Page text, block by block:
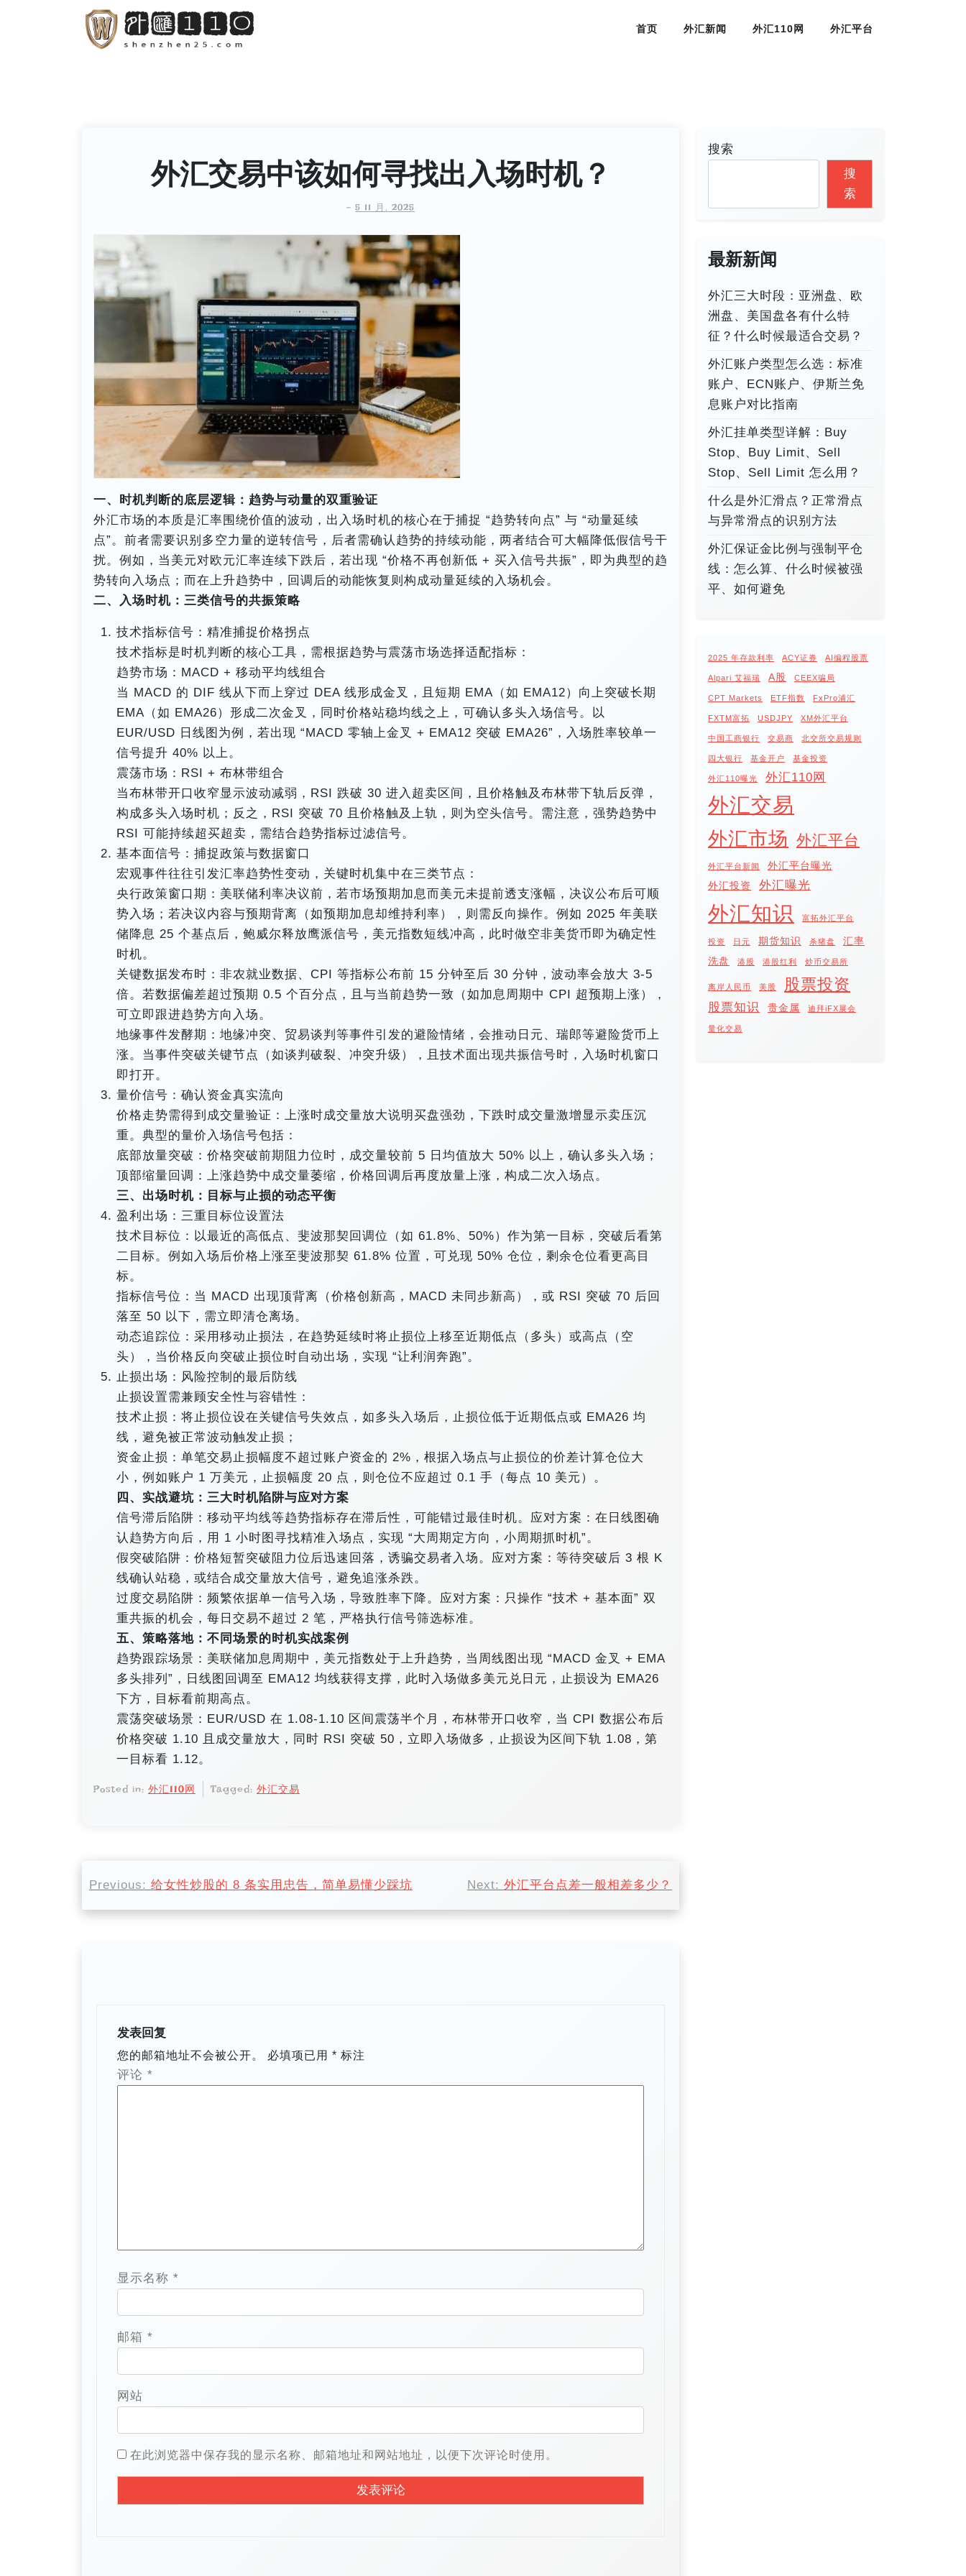
首页 外汇新闻 外汇110网 外汇平台
外汇交易中该如何寻找出入场时机？
- 5 11 月, 2025
一、时机判断的底层逻辑：趋势与动量的双重验证
外汇市场的本质是汇率围绕价值的波动，出入场时机的核心在于捕捉 “趋势转向点” 与 “动量延续
点”。前者需要识别多空力量的逆转信号，后者需确认趋势的持续动能，两者结合可大幅降低假信号干
扰。例如，当美元对欧元汇率连续下跌后，若出现 “价格不再创新低 + 买入信号共振”，即为典型的趋
势转向入场点；而在上升趋势中，回调后的动能恢复则构成动量延续的入场机会。
二、入场时机：三类信号的共振策略
技术指标信号：精准捕捉价格拐点
技术指标是时机判断的核心工具，需根据趋势与震荡市场选择适配指标：
趋势市场：MACD + 移动平均线组合
当 MACD 的 DIF 线从下而上穿过 DEA 线形成金叉，且短期 EMA（如 EMA12）向上突破长期
EMA（如 EMA26）形成二次金叉，同时价格站稳均线之上，可确认多头入场信号。以
EUR/USD 日线图为例，若出现 “MACD 零轴上金叉 + EMA12 突破 EMA26”，入场胜率较单一
信号提升 40% 以上。
震荡市场：RSI + 布林带组合
当布林带开口收窄显示波动减弱，RSI 跌破 30 进入超卖区间，且价格触及布林带下轨后反弹，
构成多头入场时机；反之，RSI 突破 70 且价格触及上轨，则为空头信号。需注意，强势趋势中
RSI 可能持续超买超卖，需结合趋势指标过滤信号。
基本面信号：捕捉政策与数据窗口
宏观事件往往引发汇率趋势性变动，关键时机集中在三类节点：
央行政策窗口期：美联储利率决议前，若市场预期加息而美元未提前透支涨幅，决议公布后可顺
势入场；若决议内容与预期背离（如预期加息却维持利率），则需反向操作。例如 2025 年美联
储降息 25 个基点后，鲍威尔释放鹰派信号，美元指数短线冲高，此时做空非美货币即为确定性
时机。
关键数据发布时：非农就业数据、CPI 等指标公布前 15 分钟至后 30 分钟，波动率会放大 3-5
倍。若数据偏差超过预期 0.5 个百分点，且与当前趋势一致（如加息周期中 CPI 超预期上涨），
可立即跟进趋势方向入场。
地缘事件发酵期：地缘冲突、贸易谈判等事件引发的避险情绪，会推动日元、瑞郎等避险货币上
涨。当事件突破关键节点（如谈判破裂、冲突升级），且技术面出现共振信号时，入场时机窗口
即打开。
量价信号：确认资金真实流向
价格走势需得到成交量验证：上涨时成交量放大说明买盘强劲，下跌时成交量激增显示卖压沉
重。典型的量价入场信号包括：
底部放量突破：价格突破前期阻力位时，成交量较前 5 日均值放大 50% 以上，确认多头入场；
顶部缩量回调：上涨趋势中成交量萎缩，价格回调后再度放量上涨，构成二次入场点。
三、出场时机：目标与止损的动态平衡
盈利出场：三重目标位设置法
技术目标位：以最近的高低点、斐波那契回调位（如 61.8%、50%）作为第一目标，突破后看第
二目标。例如入场后价格上涨至斐波那契 61.8% 位置，可兑现 50% 仓位，剩余仓位看更高目
标。
指标信号位：当 MACD 出现顶背离（价格创新高，MACD 未同步新高），或 RSI 突破 70 后回
落至 50 以下，需立即清仓离场。
动态追踪位：采用移动止损法，在趋势延续时将止损位上移至近期低点（多头）或高点（空
头），当价格反向突破止损位时自动出场，实现 “让利润奔跑”。
止损出场：风险控制的最后防线
止损设置需兼顾安全性与容错性：
技术止损：将止损位设在关键信号失效点，如多头入场后，止损位低于近期低点或 EMA26 均
线，避免被正常波动触发止损；
资金止损：单笔交易止损幅度不超过账户资金的 2%，根据入场点与止损位的价差计算仓位大
小，例如账户 1 万美元，止损幅度 20 点，则仓位不应超过 0.1 手（每点 10 美元）。
四、实战避坑：三大时机陷阱与应对方案
信号滞后陷阱：移动平均线等趋势指标存在滞后性，可能错过最佳时机。应对方案：在日线图确
认趋势方向后，用 1 小时图寻找精准入场点，实现 “大周期定方向，小周期抓时机”。
假突破陷阱：价格短暂突破阻力位后迅速回落，诱骗交易者入场。应对方案：等待突破后 3 根 K
线确认站稳，或结合成交量放大信号，避免追涨杀跌。
过度交易陷阱：频繁依据单一信号入场，导致胜率下降。应对方案：只操作 “技术 + 基本面” 双
重共振的机会，每日交易不超过 2 笔，严格执行信号筛选标准。
五、策略落地：不同场景的时机实战案例
趋势跟踪场景：美联储加息周期中，美元指数处于上升趋势，当周线图出现 “MACD 金叉 + EMA
多头排列”，日线图回调至 EMA12 均线获得支撑，此时入场做多美元兑日元，止损设为 EMA26
下方，目标看前期高点。
震荡突破场景：EUR/USD 在 1.08-1.10 区间震荡半个月，布林带开口收窄，当 CPI 数据公布后
价格突破 1.10 且成交量放大，同时 RSI 突破 50，立即入场做多，止损设为区间下轨 1.08，第
一目标看 1.12。
Posted in: 外汇110网 Tagged: 外汇交易
文
章
Previous: 给女性炒股的 8 条实用忠告，简单易懂少踩坑 Next: 外汇平台点差一般相差多少？
发表回复
您的邮箱地址不会被公开。 必填项已用 * 标注
评论 *
显示名称 *
邮箱 *
网站
在此浏览器中保存我的显示名称、邮箱地址和网站地址，以便下次评论时使用。
搜索
搜
索
最新新闻
外汇三大时段：亚洲盘、欧
洲盘、美国盘各有什么特
征？什么时候最适合交易？
外汇账户类型怎么选：标准
账户、ECN账户、伊斯兰免
息账户对比指南
外汇挂单类型详解：Buy
Stop、Buy Limit、Sell
Stop、Sell Limit 怎么用？
什么是外汇滑点？正常滑点
与异常滑点的识别方法
外汇保证金比例与强制平仓
线：怎么算、什么时候被强
平、如何避免
2025 年存款利率 ACY证券 AI编程股票
Alpari 艾福瑞 A股 CEEX骗局
CPT Markets ETF指数 FxPro浦汇
FXTM富拓 USDJPY XM外汇平台
中国工商银行 交易商 北交所交易规则
四大银行 基金开户 基金投资
外汇110曝光 外汇110网
外汇交易
外汇市场 外汇平台
外汇平台新闻
外汇平台曝光
外汇投资
外汇曝光
外汇知识 富拓外汇平台
投资 日元 期货知识 杀猪盘
汇率
洗盘
港股 港股红利 炒币交易所
离岸人民币 美股 股票投资
股票知识 贵金属 迪拜iFX展会
量化交易